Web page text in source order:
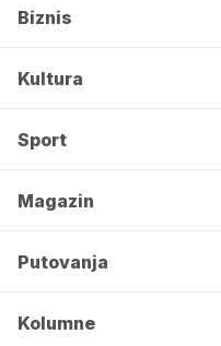
Biznis
Kultura
Sport
Magazin
Putovanja
Kolumne